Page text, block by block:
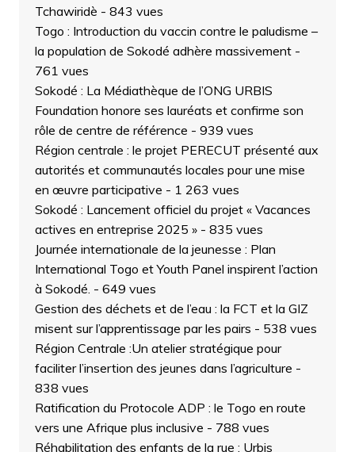
Tchawiridè - 843 vues
Togo : Introduction du vaccin contre le paludisme –
la population de Sokodé adhère massivement-
761 vues
Sokodé : La Médiathèque de l’ONG URBIS
Foundation honore ses lauréats et confirme son
rôle de centre de référence - 939 vues
Région centrale : le projet PERECUT présenté aux
autorités et communautés locales pour une mise
en œuvre participative - 1 263 vues
Sokodé : Lancement officiel du projet « Vacances
actives en entreprise 2025 »- 835 vues
Journée internationale de la jeunesse : Plan
International Togo et Youth Panel inspirent l’action
à Sokodé. - 649 vues
Gestion des déchets et de l’eau : la FCT et la GIZ
misent sur l’apprentissage par les pairs - 538 vues
Région Centrale :Un atelier stratégique pour
faciliter l’insertion des jeunes dans l’agriculture -
838 vues
Ratification du Protocole ADP : le Togo en route
vers une Afrique plus inclusive - 788 vues
Réhabilitation des enfants de la rue : Urbis